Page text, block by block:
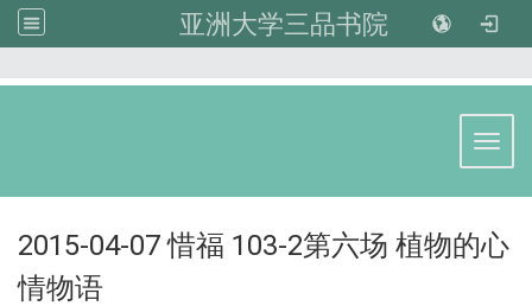
亚洲大学三品书院
2015-04-07 惜福 103-2第六场 植物的心
情物语